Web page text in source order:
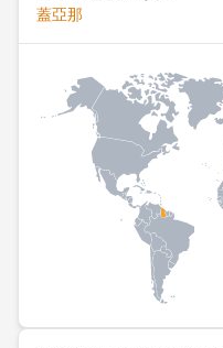
蓋亞那